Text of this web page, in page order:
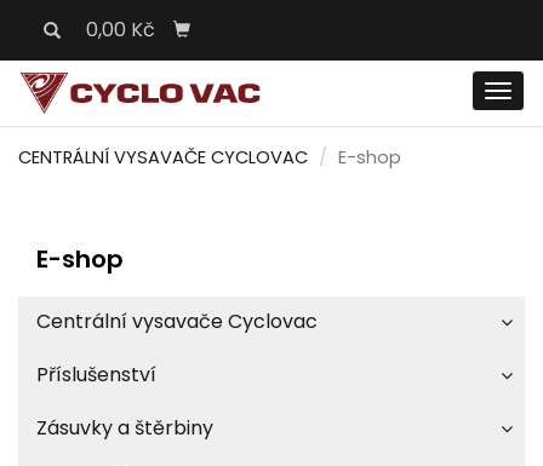
0,00 Kč
CENTRÁLNÍ VYSAVAČE CYCLOVAC E-shop
E-shop
Centrální vysavače Cyclovac
Příslušenství
Zásuvky a štěrbiny